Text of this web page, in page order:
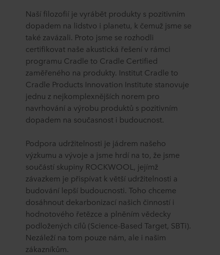
Naší filozofií je vyrábět produkty s pozitivním
dopadem na lidstvo i planetu, k čemuž jsme se
také zavázali. Proto jsme se rozhodli
certifikovat naše akustická řešení v rámci
programu Cradle to Cradle Certified
zaměřeného na produkty. Institut Cradle to
Cradle Products Innovation Institute stanovuje
jednu z nejkomplexnějších norem pro
navrhování a výrobu produktů s pozitivním
dopadem na současnost i budoucnost.
Podpora udržitelnosti je jádrem našeho
výzkumu a vývoje a jsme hrdí na to, že jsme
součástí skupiny ROCKWOOL, jejímž
závazkem je přispívat k větší udržitelnosti a
budování lepší budoucnosti. Toho chceme
dosáhnout dekarbonizací našich činností i
hodnotového řetězce a plněním vědecky
podložených cílů (Science-Based Target, SBTi).
Nezáleží na tom pouze nám, ale i našim
zákazníkům.